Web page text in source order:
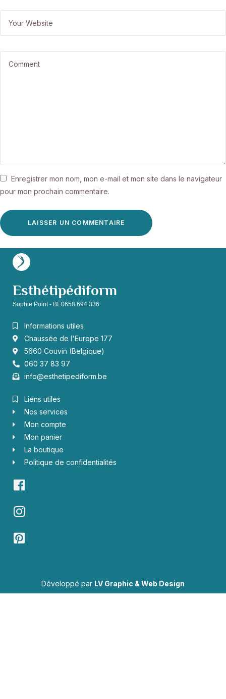
Enregistrer mon nom, mon e-mail et mon site dans le navigateur
pour mon prochain commentaire.
Esthétipédiform
Sophie Point - BE0658.694.336
Informations utiles
Chaussée de l'Europe 177
5660 Couvin (Belgique)
060 37 83 97
info@esthetipediform.be
Liens utiles
Nos services
Mon compte
Mon panier
La boutique
Politique de confidentialités
Développé par LV Graphic & Web Design